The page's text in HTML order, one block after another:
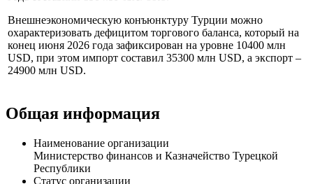
тыс. TRY, при этом доходы бюджета на май 2026 года
достигли 1086.17 тыс. TRY, а расходы бюджета на май 2026
года составили 1384.39 тыс. TRY.
Внешнеэкономическую конъюнктуру Турции можно
USD, при этом импорт составил 35300 млн USD, а экспорт –
24900 млн USD.
Общая информация